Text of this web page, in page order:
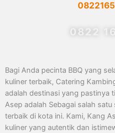
0822
Bagi Anda pecinta BBQ yang
kuliner terbaik, Catering
adalah destinasi yang pastinya
Asep adalah Sebagai salah
terbaik di kota ini. Kami, Kang
kuliner yang autentik dan